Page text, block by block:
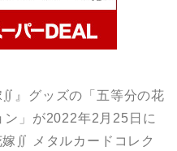
』グッズの「五等分の花
」が2022年2月25日に
∬ メタルカードコレク